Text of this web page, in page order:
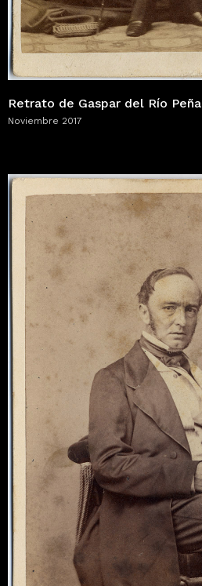
Retrato de Gaspar del Río Peña
Noviembre 2017